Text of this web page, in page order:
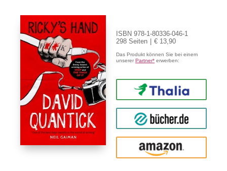
ISBN 978-1-80336-046-1
298 Seiten
€ 13,90
Das Produkt können Sie bei einem
unsererPartner* erwerben:
Thalia
buecher.de
Amazon